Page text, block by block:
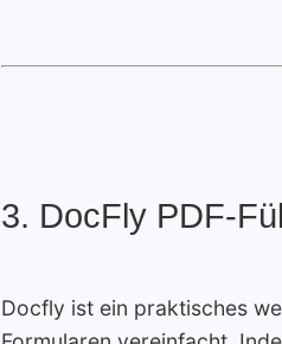
3. DocFly PDF-
Docfly ist ein praktisches